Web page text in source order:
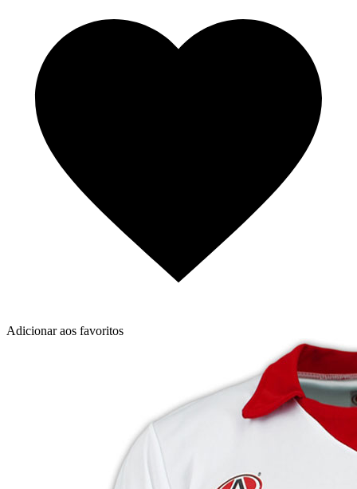
Adicionar aos favoritos